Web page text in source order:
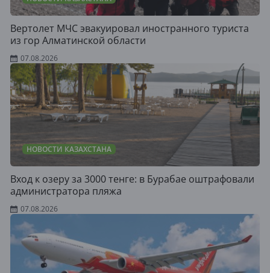
Вертолет МЧС эвакуировал иностранного туриста
из гор Алматинской области
07.08.2026
НОВОСТИ КАЗАХСТАНА
Вход к озеру за 3000 тенге: в Бурабае оштрафовали
администратора пляжа
07.08.2026